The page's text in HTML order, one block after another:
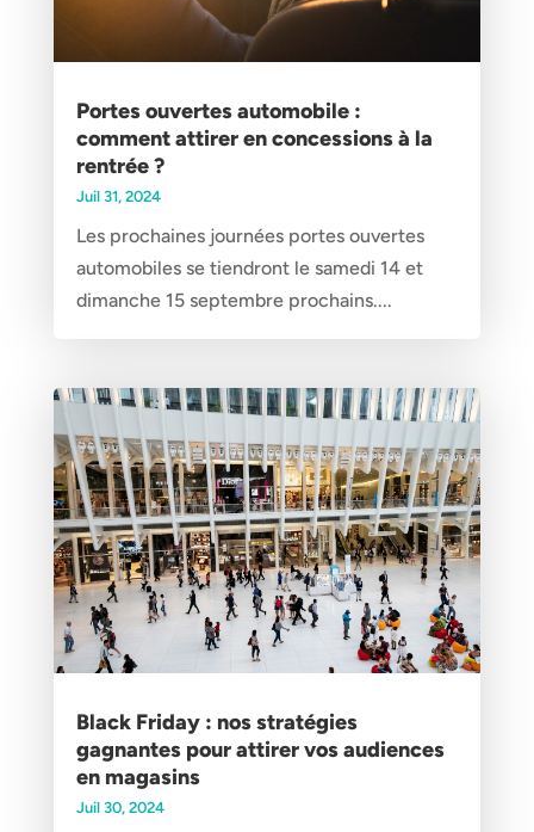
Portes ouvertes automobile :
comment attirer en concessions à la
rentrée ?
Juil 31, 2024
Les prochaines journées portes ouvertes
automobiles se tiendront le samedi 14 et
dimanche 15 septembre prochains....
Black Friday : nos stratégies
gagnantes pour attirer vos audiences
en magasins
Juil 30, 2024